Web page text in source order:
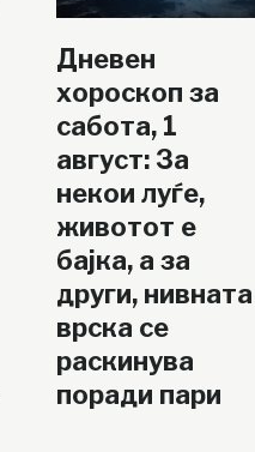
Дневен
хороскоп за
сабота, 1
август: За
некои луѓе,
животот е
бајка, а за
други, нивната
врска се
раскинува
поради пари